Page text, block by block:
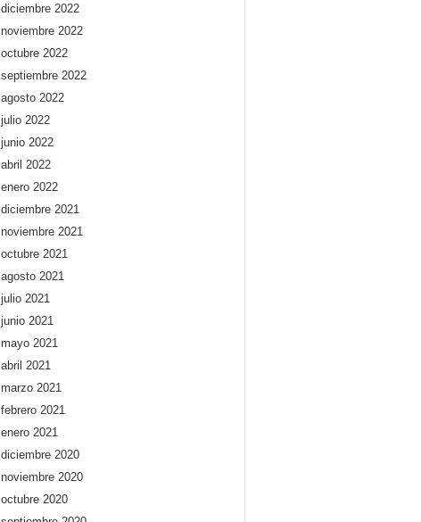
diciembre 2022
noviembre 2022
octubre 2022
septiembre 2022
agosto 2022
julio 2022
junio 2022
abril 2022
enero 2022
diciembre 2021
noviembre 2021
octubre 2021
agosto 2021
julio 2021
junio 2021
mayo 2021
abril 2021
marzo 2021
febrero 2021
enero 2021
diciembre 2020
noviembre 2020
octubre 2020